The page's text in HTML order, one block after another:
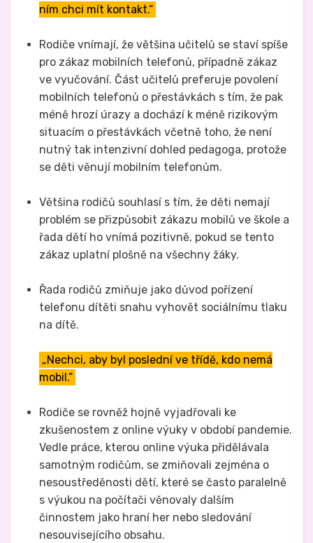
ním chci mít kontakt.“
Rodiče vnímají, že většina učitelů se staví spíše
pro zákaz mobilních telefonů, případně zákaz
ve vyučování. Část učitelů preferuje povolení
mobilních telefonů o přestávkách s tím, že pak
méně hrozí úrazy a dochází k méně rizikovým
situacím o přestávkách včetně toho, že není
nutný tak intenzivní dohled pedagoga, protože
se děti věnují mobilním telefonům.
Většina rodičů souhlasí s tím, že děti nemají
problém se přizpůsobit zákazu mobilů ve škole a
řada dětí ho vnímá pozitivně, pokud se tento
zákaz uplatní plošně na všechny žáky.
Řada rodičů zmiňuje jako důvod pořízení
telefonu dítěti snahu vyhovět sociálnímu tlaku
na dítě.
„Nechci, aby byl poslední ve třídě, kdo nemá
mobil.“
Rodiče se rovněž hojně vyjadřovali ke
zkušenostem z online výuky v období pandemie.
Vedle práce, kterou online výuka přidělávala
samotným rodičům, se zmiňovali zejména o
nesoustředěnosti dětí, které se často paralelně
s výukou na počítači věnovaly dalším
činnostem jako hraní her nebo sledování
nesouvisejícího obsahu.